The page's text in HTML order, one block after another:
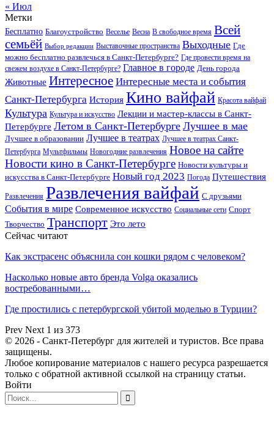
« Июл
Метки
Бесплатно Благоустройство Веселье Весна В свободное время Всей
семьёй Выбор редакции Выставочные пространства Выходные Где
можно бесплатно развлечься в Санкт-Петербурге? Где провести время на
свежем воздухе в Санкт-Петербурге? Главное в городе День города
Животные Интересное Интересные места и события
Санкт-Петербурга История Кино вайфай Красота вайфай
Культура Культура и искусство Лекции и мастер-классы в Санкт-
Петербурге Летом в Санкт-Петербурге Лучшее в мае
Лучшее в образовании Лучшее в театрах Лучшее в театрах Санкт-
Петербурга Мультфильмы Новогодние развлечения Новое на сайте
Новости кино в Санкт-Петербурге Новости культуры и
искусства в Санкт-Петербурге Новый год 2023 Погода Путешествия
Развлечения Развлечения вайфай С друзьями
События в мире Современное искусство Социальные сети Спорт
Творчество Транспорт Это лето
Сейчас читают
Как экстрасенс объяснила сон кошки рядом с человеком?
Насколько новые авто бренда Volga оказались
востребованными…
Где простились с петербургской убитой моделью в Турции?
Prev Next 1 из 373
© 2026 - Санкт-Петербург для жителей и туристов. Все права
защищены.
Любое копирование материалов с нашего ресурса разрешается
только с обратной активной ссылкой на страницу статьи.
Войти